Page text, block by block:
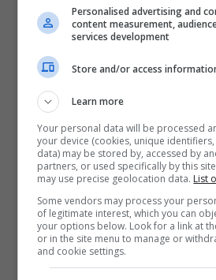
Personalised advertising and
content measurement,
services development
Store and/or access
Learn more
Your personal data will be processed
your device (cookies, unique
data) may be stored by, accessed by
partners, or used specifically by this
may use precise geolocation data. List
Some vendors may process your
of legitimate interest, which you can
your options below. Look for a link at
or in the site menu to manage or
and cookie settings.